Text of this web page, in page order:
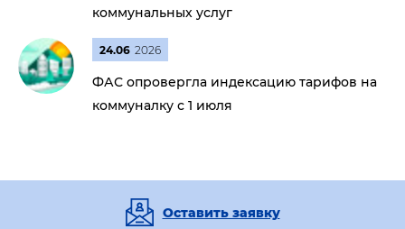
коммунальных услуг
24.06 2026
ФАС опровергла индексацию тарифов на
коммуналку с 1 июля
Оставить заявку